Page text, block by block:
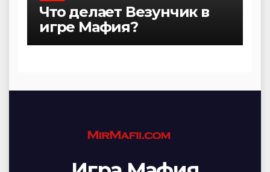
Что делает Везунчик в
игре Мафия?